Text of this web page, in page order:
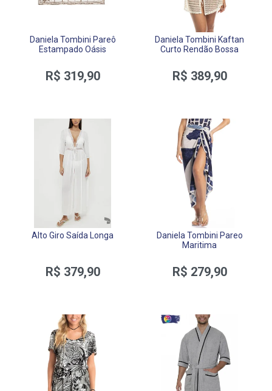
Daniela Tombini Pareô
Estampado Oásis
R$ 319,90
Daniela Tombini Kaftan
Curto Rendão Bossa
R$ 389,90
Alto Giro Saída Longa
R$ 379,90
Daniela Tombini Pareo
Maritima
R$ 279,90